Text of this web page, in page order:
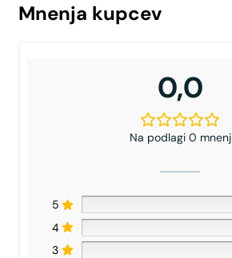
Mnenja kupcev
0,0
Na podlagi 0 mnenj
5
4
3